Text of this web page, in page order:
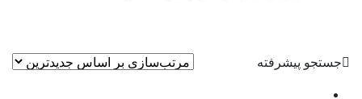
جستجو پیشرفته